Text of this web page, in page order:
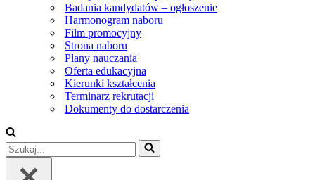
Badania kandydatów – ogłoszenie
Harmonogram naboru
Film promocyjny
Strona naboru
Plany nauczania
Oferta edukacyjna
Kierunki kształcenia
Terminarz rekrutacji
Dokumenty do dostarczenia
Szukaj...